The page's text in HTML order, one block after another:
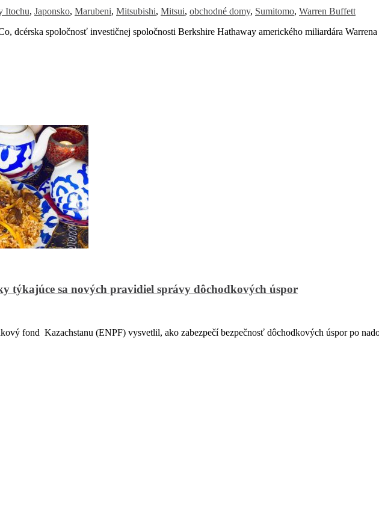
Itochu, Japonsko, Marubeni, Mitsubishi, Mitsui, obchodné domy, Sumitomo, Warren Buffett
dcérska spoločnosť investičnej spoločnosti Berkshire Hathaway amerického miliardára
týkajúce sa nových pravidiel správy dôchodkových úspor
fond Kazachstanu (ENPF) vysvetlil, ako zabezpečí bezpečnosť dôchodkových úspor po